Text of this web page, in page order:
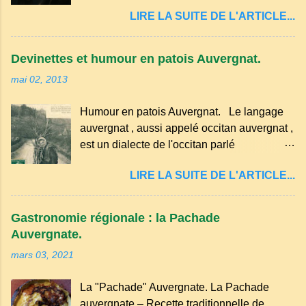
séchez-les sur un torchon.
marqué ses campagnes : Superstitions : Le
pain retourné. Quand, à un repas, un des
voisins se hâtent de planter dans le
aperçoit, il remet le pain sur le bon coté,
mais il doit payer autant de bouteilles de vin
qu’il y a de couteaux ou de fourchettes
d’Ambert). Les quatre chemins. Quand
deux chemins se rencontrent et se coupent,
leur intersection forme un carrefour qui a
LIRE LA SUITE DE L'ARTICLE...
Devinettes et humour en patois Auvergnat.
mai 02, 2013
Humour en patois Auvergnat. Le langage
auvergnat , aussi appelé occitan auvergnat ,
est un dialecte de l'occitan parlé
certaines parties du Massif central . Il
appartient à la famille des langues romanes
et est classé parmi les dialectes du nord-
occitan . Bien que le nombre de locuteurs
traditionnelle et les contes. Il a aussi
LIRE LA SUITE DE L'ARTICLE...
Gastronomie régionale : la Pachade
Auvergnate.
mars 03, 2021
La "Pachade" Auvergnate. La Pachade
auvergnate – Recette traditionnelle de